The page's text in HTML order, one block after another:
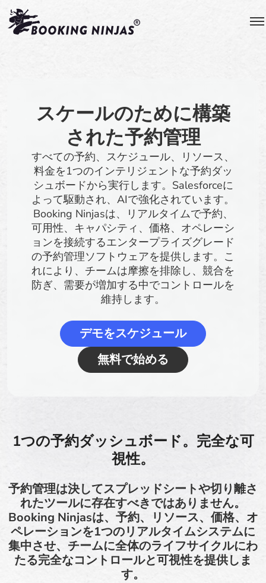
スケールのために構築
された予約管理
すべての予約、スケジュール、リソース、
料金を1つのインテリジェントな予約ダッ
シュボードから実行します。Salesforceに
よって駆動され、AIで強化されています。
Booking Ninjasは、リアルタイムで予約、
可用性、キャパシティ、価格、オペレーシ
ョンを接続するエンタープライズグレード
の予約管理ソフトウェアを提供します。こ
れにより、チームは摩擦を排除し、競合を
防ぎ、需要が増加する中でコントロールを
維持します。
デモをスケジュール
無料で始める
1つの予約ダッシュボード。完全な可
視性。
予約管理は決してスプレッドシートや切り離さ
れたツールに存在すべきではありません。
Booking Ninjasは、予約、リソース、価格、オ
ペレーションを1つのリアルタイムシステムに
集中させ、チームに全体のライフサイクルにわ
たる完全なコントロールと可視性を提供しま
す。